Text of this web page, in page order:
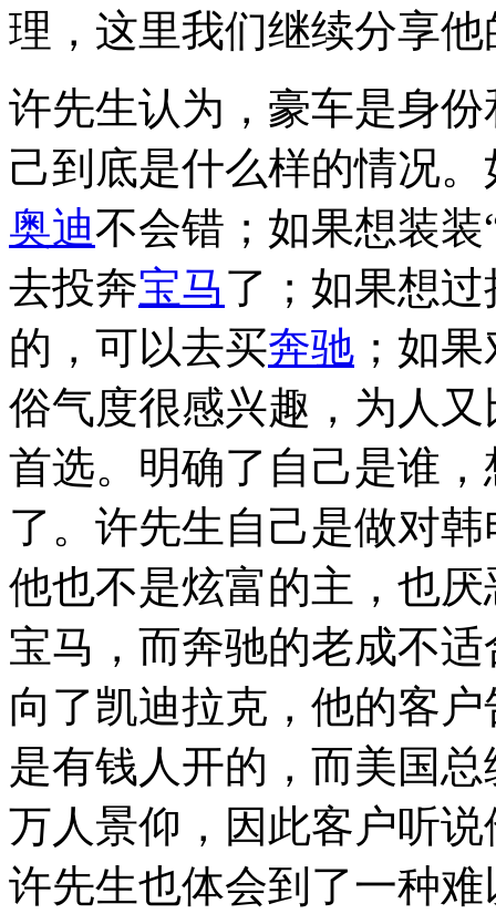
理，这里我们继续分享
许先生认为，豪车是身
己到底是什么样的情况
奥迪不会错；如果想装
去投奔宝马了；如果想
的，可以去买奔驰 ；如
俗气度很感兴趣，为人
首选。明确了自己是谁
了。许先生自己是做对
他也不是炫富的主，也
宝马，而奔驰的老成不
向了凯迪拉克，他的客
是有钱人开的，而美国
万人景仰，因此客户听
许先生也体会到了一种